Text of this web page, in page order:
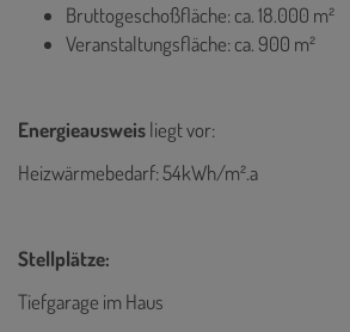
Bruttogeschoßfläche: ca. 18.000 m²
Veranstaltungsfläche: ca. 900 m²
Energieausweisliegt vor:
Heizwärmebedarf: 54kWh/m².a
Stellplätze:
Tiefgarage im Haus